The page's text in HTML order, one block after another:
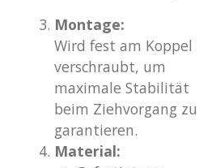
Montage:
Wird fest am Koppel
verschraubt, um
maximale Stabilität
beim Ziehvorgang zu
garantieren.
Material: